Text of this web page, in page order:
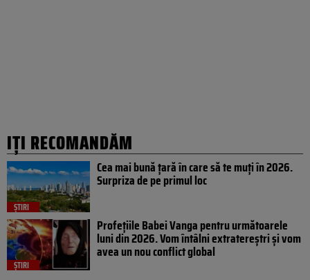
IȚI RECOMANDĂM
ȘTIRI
Cea mai bună țară în care să te muți în 2026.
Surpriza de pe primul loc
ȘTIRI
Profețiile Babei Vanga pentru următoarele
luni din 2026. Vom întâlni extratereștri și vom
avea un nou conflict global